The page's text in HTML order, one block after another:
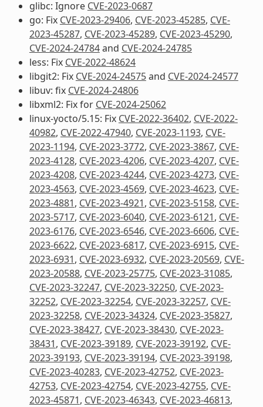
glibc: Ignore CVE-2023-0687
go: Fix CVE-2023-29406, CVE-2023-45285, CVE-
2023-45287, CVE-2023-45289, CVE-2023-45290,
CVE-2024-24784and CVE-2024-24785
less: Fix CVE-2022-48624
libgit2: Fix CVE-2024-24575and CVE-2024-24577
libuv: fix CVE-2024-24806
libxml2: Fix for CVE-2024-25062
linux-yocto/5.15: Fix CVE-2022-36402, CVE-2022-
40982, CVE-2022-47940, CVE-2023-1193, CVE-
2023-1194, CVE-2023-3772, CVE-2023-3867, CVE-
2023-4128, CVE-2023-4206, CVE-2023-4207, CVE-
2023-4208, CVE-2023-4244, CVE-2023-4273, CVE-
2023-4563, CVE-2023-4569, CVE-2023-4623, CVE-
2023-4881, CVE-2023-4921, CVE-2023-5158, CVE-
2023-5717, CVE-2023-6040, CVE-2023-6121, CVE-
2023-6176, CVE-2023-6546, CVE-2023-6606, CVE-
2023-6622, CVE-2023-6817, CVE-2023-6915, CVE-
2023-6931, CVE-2023-6932, CVE-2023-20569, CVE-
2023-20588, CVE-2023-25775, CVE-2023-31085,
CVE-2023-32247, CVE-2023-32250, CVE-2023-
32252, CVE-2023-32254, CVE-2023-32257, CVE-
2023-32258, CVE-2023-34324, CVE-2023-35827,
CVE-2023-38427, CVE-2023-38430, CVE-2023-
38431, CVE-2023-39189, CVE-2023-39192, CVE-
2023-39193, CVE-2023-39194, CVE-2023-39198,
CVE-2023-40283, CVE-2023-42752, CVE-2023-
42753, CVE-2023-42754, CVE-2023-42755, CVE-
2023-45871, CVE-2023-46343, CVE-2023-46813,